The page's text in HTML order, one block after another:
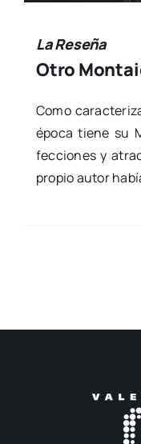
La Reseña
Otro
Como
épo­ca tie­ne su
fec­cio­nes y
pro­pio autor